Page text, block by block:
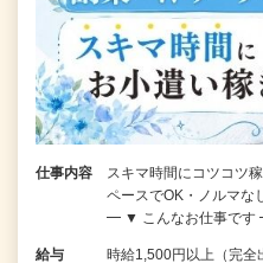
仕事内容
スキマ時間にコツコツ
ペースでOK・ノ
━ ▼ こんなお仕事
給与
時給1,500円以上（完